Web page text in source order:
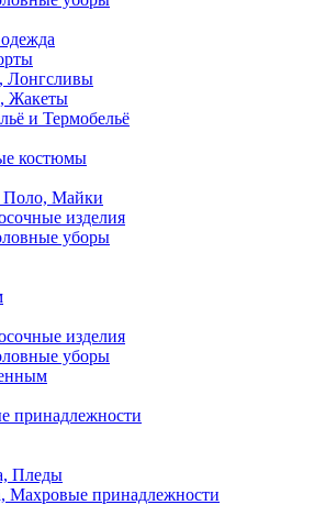
Лонгсливы
Жакеты
и Термобельё
костюмы
Поло, Майки
изделия
уборы
изделия
уборы
принадлежности
Пледы
Махровые принадлежности